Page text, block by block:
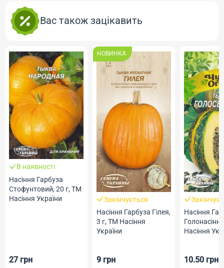
Вас також зацікавить
В наявності
Насіння Гарбуза
Стофунтовий, 20 г, ТМ
Насіння України
27 грн
НОВИНКА
Закінчується
Насіння Гарбуза Гілея,
3 г, ТМ Насіння
України
9 грн
Насіння
Насіння
10.50 грн